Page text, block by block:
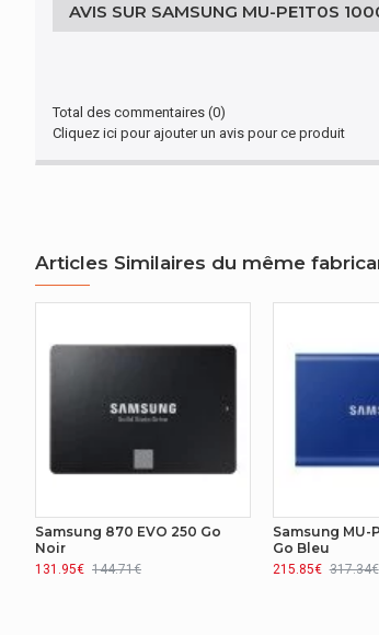
Capacité du Solid State Drive (SSD)
Protection par mot de passe
AVIS SUR SAMSUNG MU-PE1T0S
Total des commentaires (0)
Cliquez ici pour ajouter un avis pour ce produit
Articles Similaires du même
Samsung 870 EVO 250 Go
Noir
131.95€ 144.71€
Samsung MU-
Go Bleu
215.85€ 317.34€